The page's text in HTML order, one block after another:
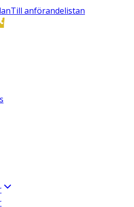
Till anförandelistan